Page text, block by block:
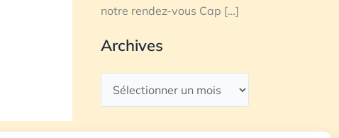
notre rendez-vous Cap […]
Archives